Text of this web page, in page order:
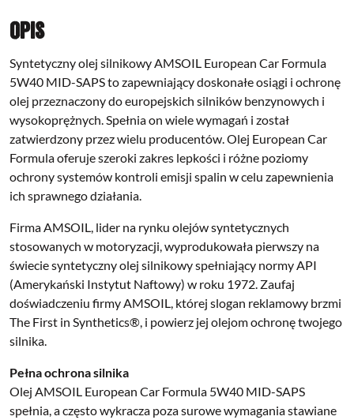
Opis
Syntetyczny olej silnikowy AMSOIL European Car Formula
5W40 MID-SAPS to zapewniający doskonałe osiągi i ochronę
olej przeznaczony do europejskich silników benzynowych i
wysokoprężnych. Spełnia on wiele wymagań i został
zatwierdzony przez wielu producentów. Olej European Car
Formula oferuje szeroki zakres lepkości i różne poziomy
ochrony systemów kontroli emisji spalin w celu zapewnienia
ich sprawnego działania.
Firma AMSOIL, lider na rynku olejów syntetycznych
stosowanych w motoryzacji, wyprodukowała pierwszy na
świecie syntetyczny olej silnikowy spełniający normy API
(Amerykański Instytut Naftowy) w roku 1972. Zaufaj
doświadczeniu firmy AMSOIL, której slogan reklamowy brzmi
The First in Synthetics®, i powierz jej olejom ochronę twojego
silnika.
Pełna ochrona silnika
Olej AMSOIL European Car Formula 5W40 MID-SAPS
spełnia, a często wykracza poza surowe wymagania stawiane